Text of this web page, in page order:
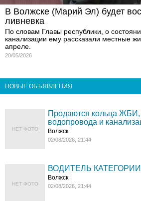
В Волжске (Марий Эл) будет
ливневка
По словам Главы республики, о
канализации ему рассказали местные
апреле.
20/05/2026
НОВЫЕ ОБЪЯВЛЕНИЯ
НЕТ ФОТО
Продаются кольца ЖБИ,
водопровода и
Волжск
02/08/2026, 21:44
НЕТ ФОТО
ВОДИТЕЛЬ КАТЕГОРИИ
Волжск
02/08/2026, 21:44